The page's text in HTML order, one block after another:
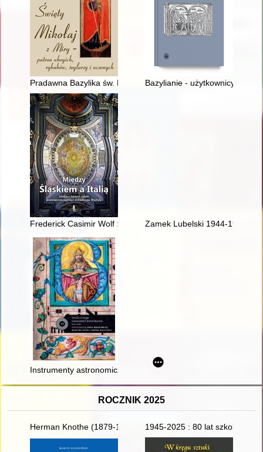
Pradawna Bazylika św. Mikołaja w Gdańsku - bezcenna
Bazylianie - użytkownicy ksiąg
Frederick Casimir Wolf : founder and first chancellor of the
Zamek Lubelski 1944-1954 :
Instrumenty astronomiczne odnalezione w klasztorze
ROCZNIK 2025
Herman Knothe (1879-1961) : twórca historii polskiego
1945-2025 : 80 lat szkolnictwa